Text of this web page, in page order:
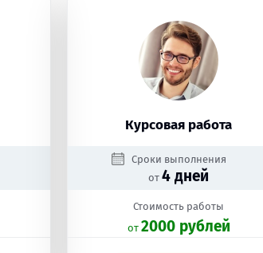
Курсовая работа
Сроки выполнения
от 4 дней
Стоимость работы
oт 2000 рублей